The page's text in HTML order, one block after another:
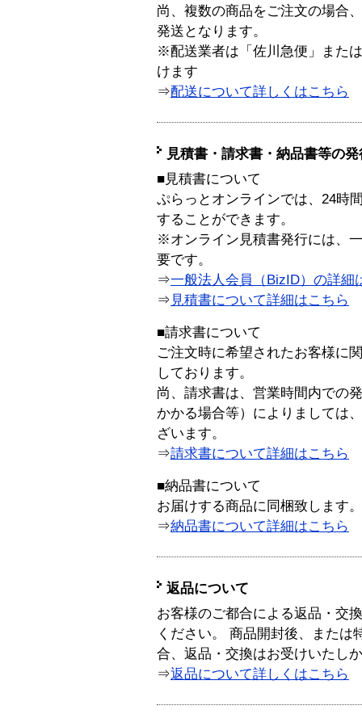
尚、複数の商品をご注文の場合
発送となります。
※配送業者は「佐川急便」また
けます
⇒配送について詳しくはこちら
見積書・請求書・納品書等の
■見積書について
ぷらっとオンラインでは、24時
することができます。
※オンライン見積書発行には、
要です。
⇒一般法人会員（BizID）の詳細
⇒ 見積書について詳細はこちら
■請求書について
ご注文時に希望されたお客様に
しております。
尚、請求書は、営業時間内での
かかる場合等）によりましては
ざいます。
⇒請求書について詳細はこちら
■納品書について
お届けする商品に同梱致します。
⇒納品書について詳細はこちら
返品について
お客様のご都合による返品・交
ください。 商品開封後、または
合、返品・交換はお受けいたし
⇒返品について詳しくはこちら